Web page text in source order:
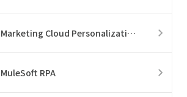
Marketing Cloud Personalization
MuleSoft RPA